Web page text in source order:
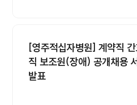
[영주적십자병원] 계약직
직 보조원(장애) 공개채용
발표